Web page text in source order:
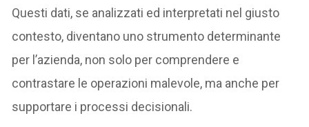
Questi dati, se analizzati ed interpretati nel giusto
contesto, diventano uno strumento determinante
per l’azienda, non solo per comprendere e
contrastare le operazioni malevole, ma anche per
supportare i processi decisionali.